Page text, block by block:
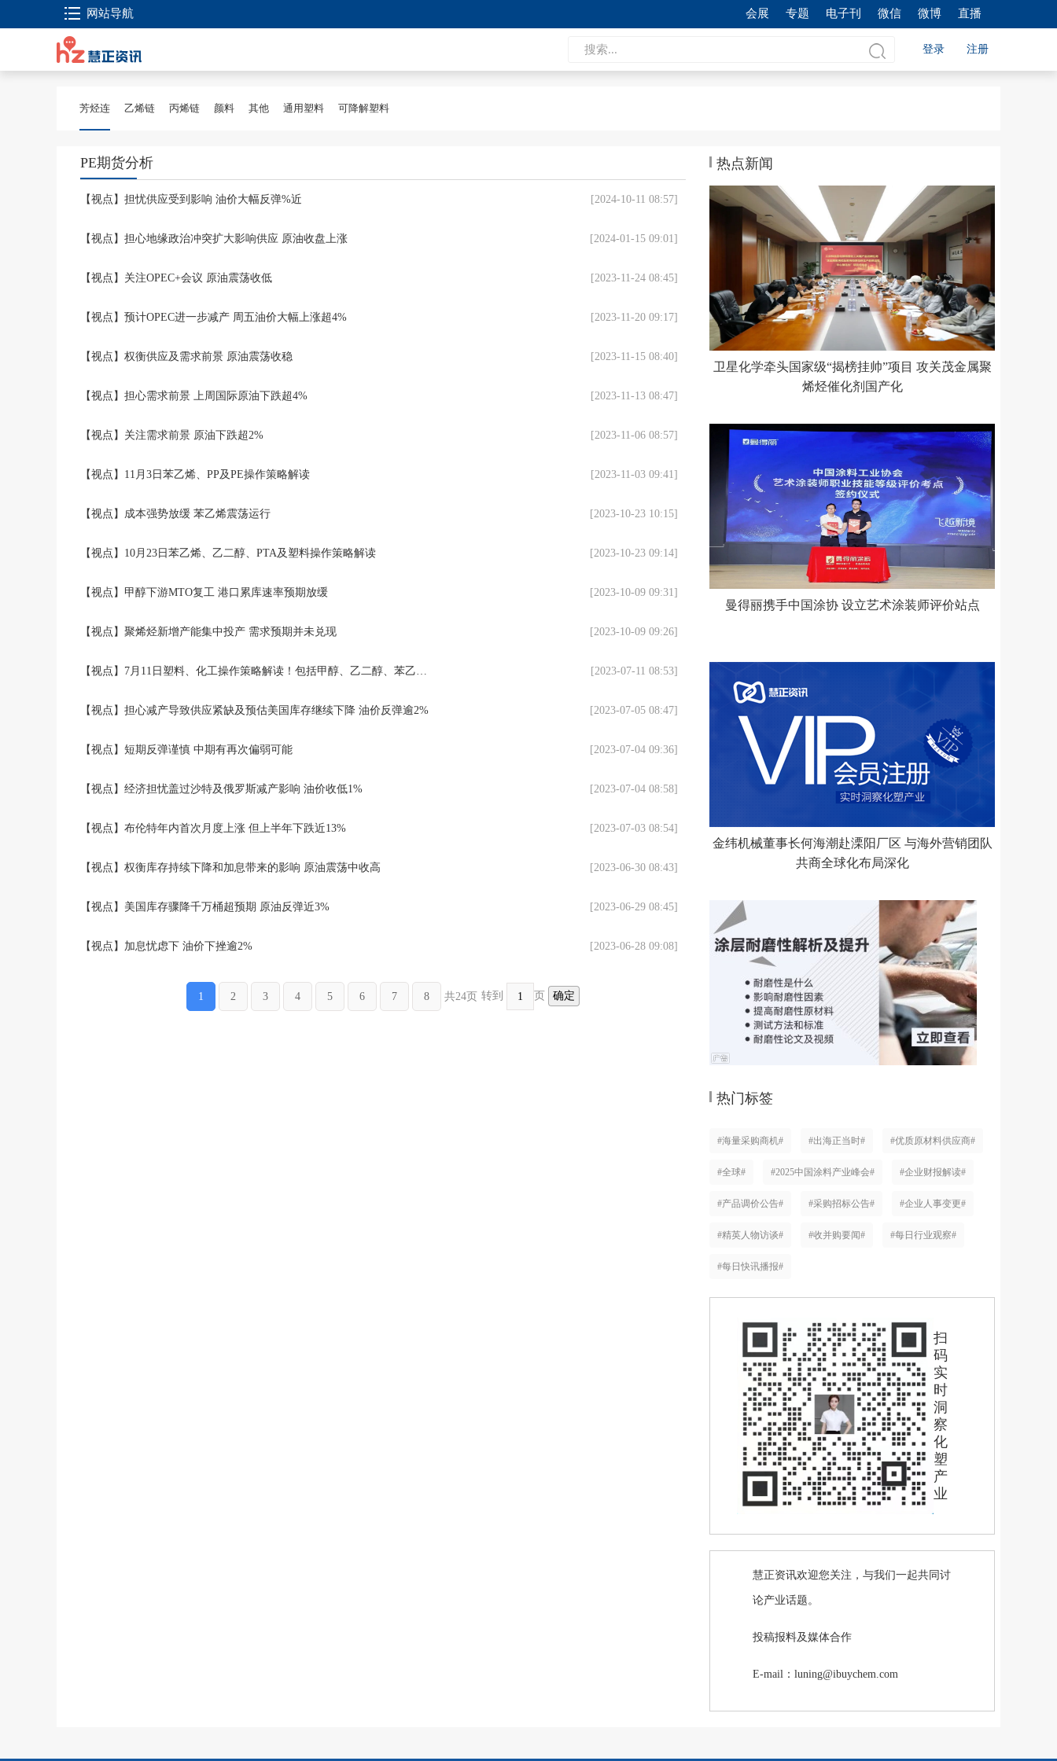
网站导航 会展 专题 电子刊 微信 微博 直播
登录 注册
芳烃连 乙烯链 丙烯链 颜料 其他 通用塑料 可降解塑料
PE期货分析
【视点】担忧供应受到影响 油价大幅反弹%近 [2024-10-11 08:57]
【视点】担心地缘政治冲突扩大影响供应 原油收盘上涨 [2024-01-15 09:01]
【视点】关注OPEC+会议 原油震荡收低 [2023-11-24 08:45]
【视点】预计OPEC进一步减产 周五油价大幅上涨超4% [2023-11-20 09:17]
【视点】权衡供应及需求前景 原油震荡收稳 [2023-11-15 08:40]
【视点】担心需求前景 上周国际原油下跌超4% [2023-11-13 08:47]
【视点】关注需求前景 原油下跌超2% [2023-11-06 08:57]
【视点】11月3日苯乙烯、PP及PE操作策略解读 [2023-11-03 09:41]
【视点】成本强势放缓 苯乙烯震荡运行 [2023-10-23 10:15]
【视点】10月23日苯乙烯、乙二醇、PTA及塑料操作策略解读 [2023-10-23 09:14]
【视点】甲醇下游MTO复工 港口累库速率预期放缓 [2023-10-09 09:31]
【视点】聚烯烃新增产能集中投产 需求预期并未兑现 [2023-10-09 09:26]
【视点】7月11日塑料、化工操作策略解读！包括甲醇、乙二醇、苯乙烯、PE、PP、PTA [2023-07-11 08:53]
【视点】担心减产导致供应紧缺及预估美国库存继续下降 油价反弹逾2% [2023-07-05 08:47]
【视点】短期反弹谨慎 中期有再次偏弱可能 [2023-07-04 09:36]
【视点】经济担忧盖过沙特及俄罗斯减产影响 油价收低1% [2023-07-04 08:58]
【视点】布伦特年内首次月度上涨 但上半年下跌近13% [2023-07-03 08:54]
【视点】权衡库存持续下降和加息带来的影响 原油震荡中收高 [2023-06-30 08:43]
【视点】美国库存骤降千万桶超预期 原油反弹近3% [2023-06-29 08:45]
【视点】加息忧虑下 油价下挫逾2% [2023-06-28 09:08]
1 2 3 4 5 6 7 8 共24页 转到 页
热点新闻
卫星化学牵头国家级“揭榜挂帅”项目 攻关茂金属聚
烯烃催化剂国产化
曼得丽携手中国涂协 设立艺术涂装师评价站点
金纬机械董事长何海潮赴溧阳厂区 与海外营销团队
共商全球化布局深化
热门标签
#海量采购商机# #出海正当时# #优质原材料供应商#
#全球# #2025中国涂料产业峰会# #企业财报解读#
#产品调价公告# #采购招标公告# #企业人事变更#
#精英人物访谈# #收并购要闻# #每日行业观察#
#每日快讯播报#
扫
码
实
时
洞
察
化
塑
产
业
慧正资讯欢迎您关注，与我们一起共同讨
论产业话题。
投稿报料及媒体合作
E-mail：luning@ibuychem.com